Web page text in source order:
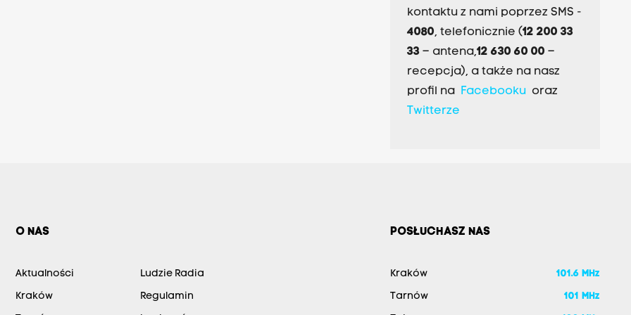
kontaktu z nami poprzez SMS -
4080, telefonicznie (12 200 33
33– antena,12 630 60 00 –
recepcja), a także na nasz
profil na Facebookuoraz
Twitterze
O NAS
Aktualności
Kraków
Ludzie Radia
Regulamin
POSŁUCHASZ NAS
Kraków 101.6 MHz
Tarnów 101 MHz